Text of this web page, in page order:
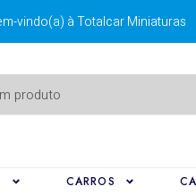
vindo(a) à Totalcar Miniaturas
CARROS